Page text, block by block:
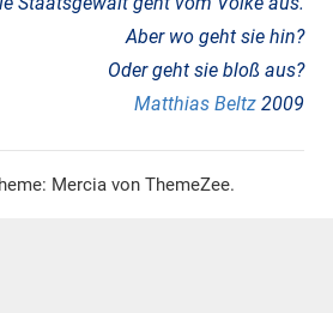
Aber wo geht sie hin?
Oder geht sie bloß aus?
Matthias Beltz 2009
Mercia von ThemeZee.